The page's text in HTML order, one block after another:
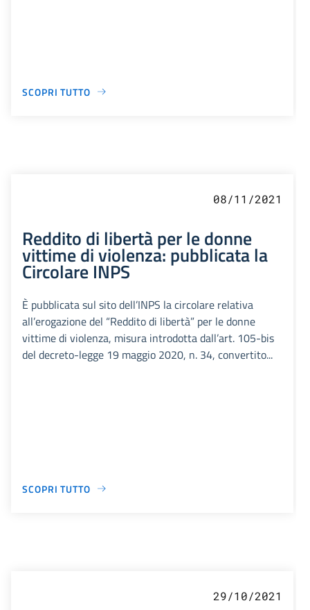
SCOPRI TUTTO
08/11/2021
Reddito di libertà per le donne
vittime di violenza: pubblicata la
Circolare INPS
È pubblicata sul sito dell’INPS la circolare relativa
all’erogazione del “Reddito di libertà” per le donne
vittime di violenza, misura introdotta dall’art. 105-bis
del decreto-legge 19 maggio 2020, n. 34, convertito...
SCOPRI TUTTO
29/10/2021